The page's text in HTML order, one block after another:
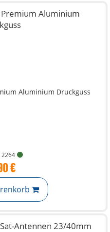
Aluminium
2264
€
Antennen 23/40mm